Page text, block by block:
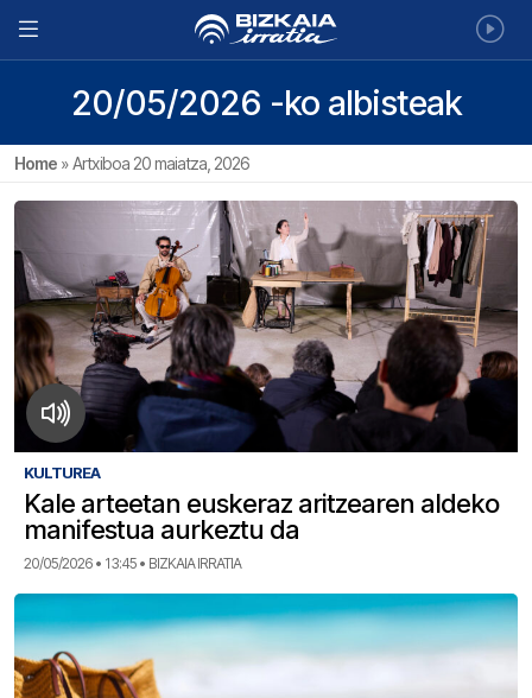
20/05/2026 -ko albisteak
Home »Artxiboa 20 maiatza, 2026
KULTUREA
Kale arteetan euskeraz aritzearen aldeko
manifestua aurkeztu da
20/05/2026 • 13:45 • BIZKAIA IRRATIA